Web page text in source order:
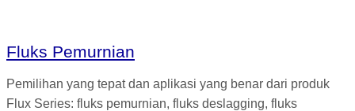
Fluks Pemurnian
Pemilihan yang tepat dan aplikasi yang benar dari produk
Flux Series: fluks pemurnian, fluks deslagging, fluks